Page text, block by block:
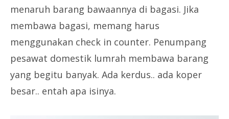
menaruh barang bawaannya di bagasi. Jika
membawa bagasi, memang harus
menggunakan check in counter. Penumpang
pesawat domestik lumrah membawa barang
yang begitu banyak. Ada kerdus.. ada koper
besar.. entah apa isinya.